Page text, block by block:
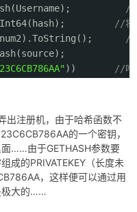
//
//将
- num2).ToString();
//
)) //哈
出注册机，由于哈希函数不
的一个密钥，
……由于GETHASH参数要
成的PRIVATEKEY（长度未
，这样便可以通过用
极大的……